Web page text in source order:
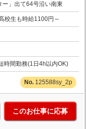
ー」出て64号沿い南東
生も時給1100円～
時間勤務(1日4h以内OK)
125588sy_2p
このお仕事に応募